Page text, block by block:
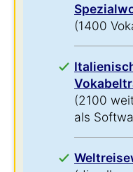
(1400
(2100
als